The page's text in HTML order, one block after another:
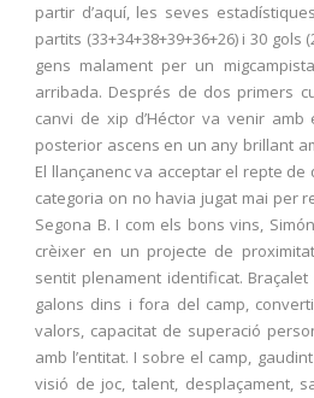
partir d’aquí, les seves
partits (33+34+38+39+36+26) i 30 gols
gens malament per un
arribada. Després de dos primers
canvi de xip d’Héctor va venir
posterior ascens en un any brillant
El llançanenc va acceptar el repte
categoria on no havia jugat mai per
Segona B. I com els bons vins,
crèixer en un projecte de
sentit plenament identificat.
galons dins i fora del camp,
valors, capacitat de superació
amb l’entitat. I sobre el camp,
visió de joc, talent, desplaçament,